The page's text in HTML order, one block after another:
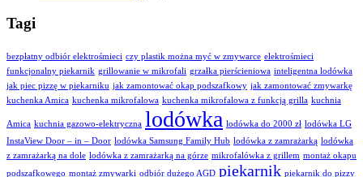
Tagi
bezpłatny odbiór elektrośmieci czy plastik można myć w zmywarce elektrośmieci
funkcjonalny piekarnik grillowanie w mikrofali grzałka pierścieniowa inteligentna lodówka
jak piec pizzę w piekarniku jak zamontować okap podszafkowy jak zamontować zmywarkę
kuchenka Amica kuchenka mikrofalowa kuchenka mikrofalowa z funkcją grilla kuchnia
Amica kuchnia gazowo-elektryczna lodówka lodówka do 2000 zł lodówka LG
InstaView Door – in – Door lodówka Samsung Family Hub lodówka z zamrażarką lodówka
z zamrażarką na dole lodówka z zamrażarką na górze mikrofalówka z grillem montaż okapu
podszafkowego montaż zmywarki odbiór dużego AGD piekarnik piekarnik do pizzy